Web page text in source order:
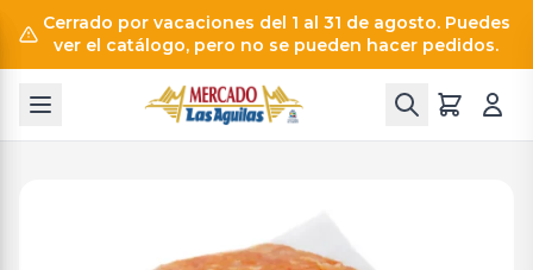
Cerrado por vacaciones del 1 al 31 de agosto. Puedes
ver el catálogo, pero no se pueden hacer pedidos.